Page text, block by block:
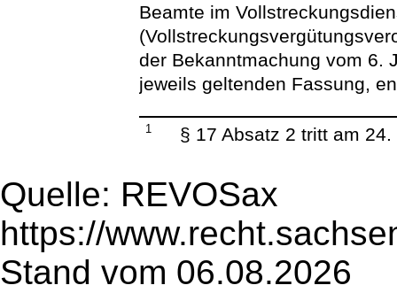
Beamte im
der Bekanntmachung vom 6.
jeweils geltenden Fassung,
1 § 17 Absatz 2 tritt am
Quelle: REVOSax
https://
Stand vom 06.08.2026